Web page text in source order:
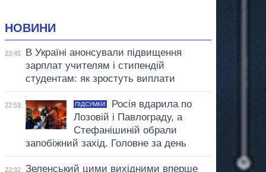
НОВИНИ
23:45
В Україні анонсували підвищення
зарплат учителям і стипендій
студентам: як зростуть виплати
22:53 ПІДСУМКИ
Росія вдарила по
Лозовій і Павлограду, а
Стефанішиній обрали
запобіжний захід. Головне за день
22:32
Зеленський цими вихідними вперше